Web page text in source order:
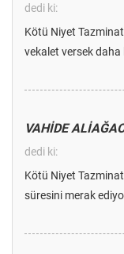
dedi ki:
Kötü Niyet Tazminat
vekalet versek daha
VAHİDE
dedi ki:
Kötü Niyet Tazminat
süresini merak